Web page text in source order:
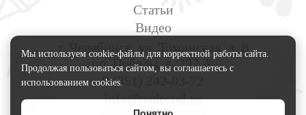
Статьи
Видео
г. Челябинск, ул. Томинская, д. 8
пр. Победы, д. 292 А.
8 (351) 242-03-72
info@nadostul.ru
Мы используем cookie-файлы для корректной работы сайта.
Продолжая пользоваться сайтом, вы соглашаетесь с
использованием cookies.